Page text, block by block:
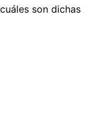
son dichas